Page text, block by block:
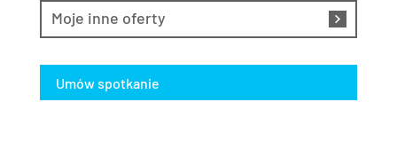
Moje inne oferty
Umów spotkanie